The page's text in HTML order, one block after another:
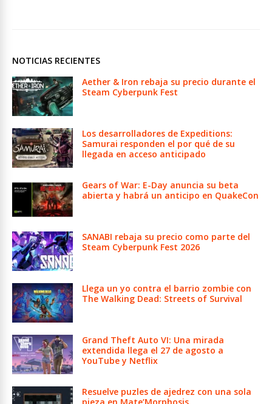
NOTICIAS RECIENTES
Aether & Iron rebaja su precio durante el
Steam Cyberpunk Fest
Los desarrolladores de Expeditions:
Samurai responden el por qué de su
llegada en acceso anticipado
Gears of War: E-Day anuncia su beta
abierta y habrá un anticipo en QuakeCon
SANABI rebaja su precio como parte del
Steam Cyberpunk Fest 2026
Llega un yo contra el barrio zombie con
The Walking Dead: Streets of Survival
Grand Theft Auto VI: Una mirada
extendida llega el 27 de agosto a
YouTube y Netflix
Resuelve puzles de ajedrez con una sola
pieza en Mate’Morphosis